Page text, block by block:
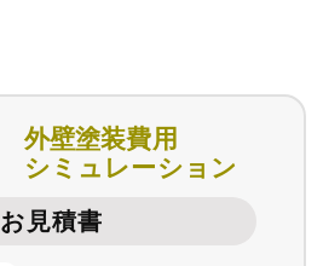
外壁塗装費用
シミュレーション
お見積書